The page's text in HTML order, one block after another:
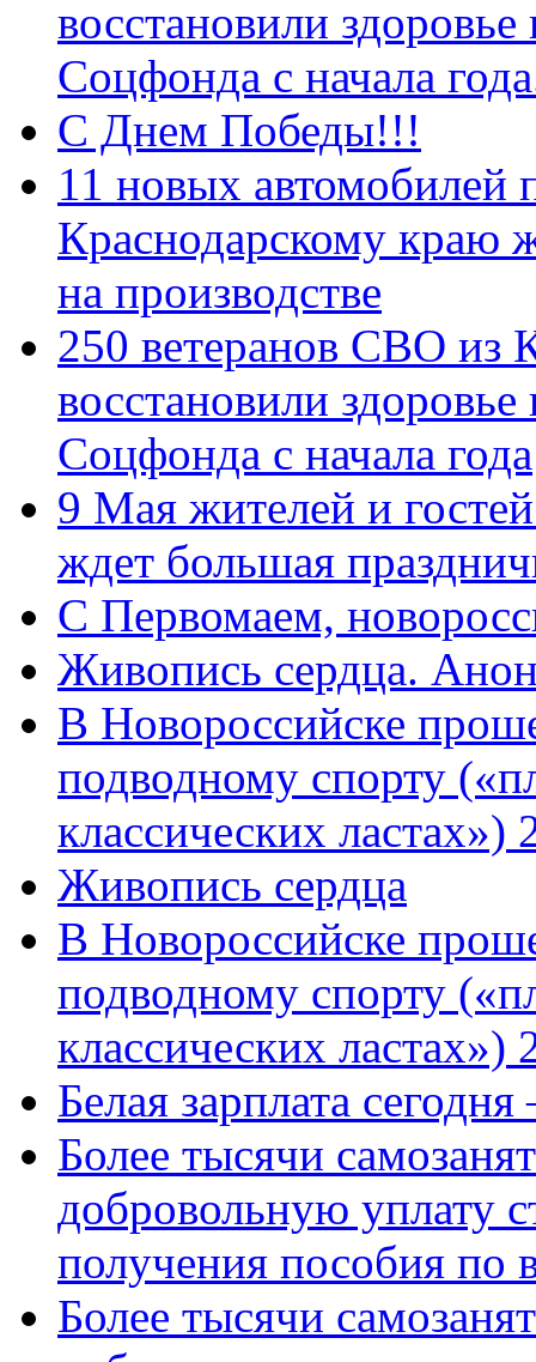
восстановили
Соцфонда с начала
С Днем Победы!!!
11 новых автомобилей
Краснодарскому краю
на производстве
250 ветеранов СВО из
восстановили
Соцфонда с начала года
9 Мая жителей и
ждет большая
C Первомаем,
Живопись сердца.
В Новороссийске
подводному спорту
классических
Живопись сердца
В Новороссийске
подводному спорту
классических ластах»)
Белая зарплата
Более тысячи
добровольную уплату
получения пособия по
Более тысячи